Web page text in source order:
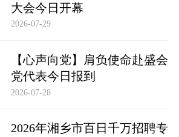
大会今日开幕
2026-07-29
【心声向党】肩负使命赴盛会
党代表今日报到
2026-07-28
2026年湘乡市百日千万招聘专